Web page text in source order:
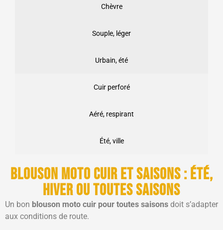
Chèvre
Souple, léger
Urbain, été
Cuir perforé
Aéré, respirant
Été, ville
Blouson moto cuir et saisons : été,
hiver ou toutes saisons
Un bon blouson moto cuir pour toutes saisons doit s’adapter
aux conditions de route.